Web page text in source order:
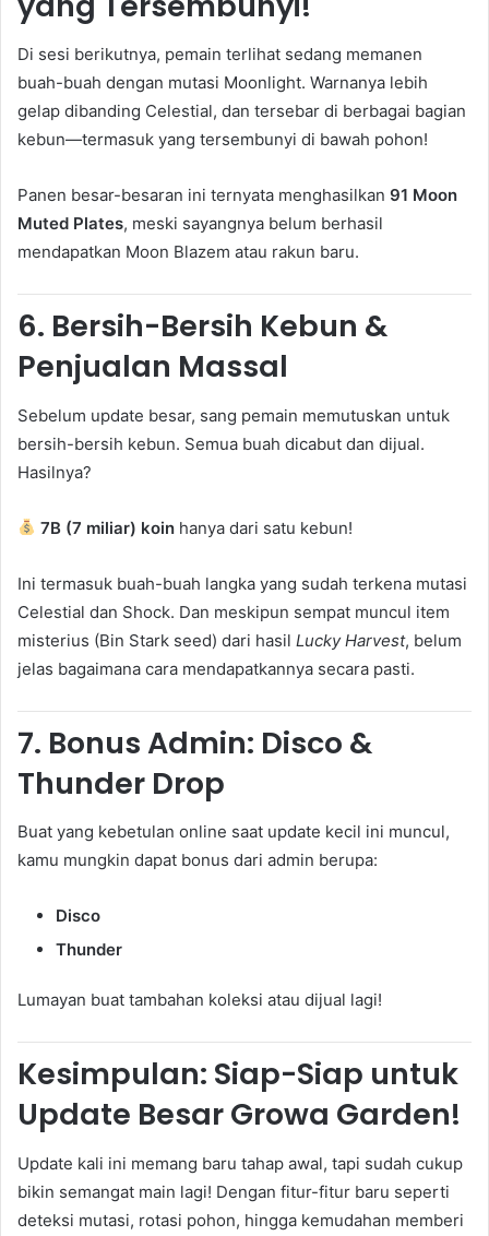
Di sesi berikutnya, pemain terlihat sedang memanen
buah-buah dengan mutasi Moonlight. Warnanya lebih
gelap dibanding Celestial, dan tersebar di berbagai bagian
kebun—termasuk yang tersembunyi di bawah pohon!
Panen besar-besaran ini ternyata menghasilkan 91 Moon
Muted Plates, meski sayangnya belum berhasil
mendapatkan Moon Blazem atau rakun baru.
6. Bersih-Bersih Kebun &
Penjualan Massal
Sebelum update besar, sang pemain memutuskan untuk
bersih-bersih kebun. Semua buah dicabut dan dijual.
Hasilnya?
7B (7 miliar) koin hanya dari satu kebun!
Ini termasuk buah-buah langka yang sudah terkena mutasi
Celestial dan Shock. Dan meskipun sempat muncul item
misterius (Bin Stark seed) dari hasil Lucky Harvest, belum
jelas bagaimana cara mendapatkannya secara pasti.
7. Bonus Admin: Disco &
Thunder Drop
Buat yang kebetulan online saat update kecil ini muncul,
kamu mungkin dapat bonus dari admin berupa:
Disco
Thunder
Lumayan buat tambahan koleksi atau dijual lagi!
Kesimpulan: Siap-Siap untuk
Update Besar Growa Garden!
Update kali ini memang baru tahap awal, tapi sudah cukup
bikin semangat main lagi! Dengan fitur-fitur baru seperti
deteksi mutasi, rotasi pohon, hingga kemudahan memberi